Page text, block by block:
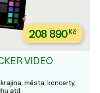
208 890Kč
VIDEO
města, koncerty,
atd.